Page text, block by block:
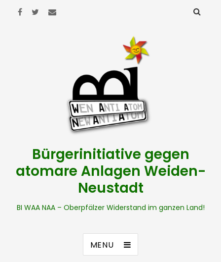
Bürgerinitiative gegen
atomare Anlagen Weiden-
Neustadt
BI WAA NAA – Oberpfälzer Widerstand im ganzen Land!
MENU